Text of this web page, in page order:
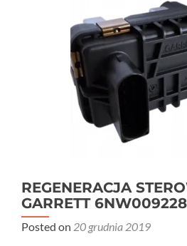
REGENERACJA
GARRETT 6NW009228
Posted on 20 grudnia 2019